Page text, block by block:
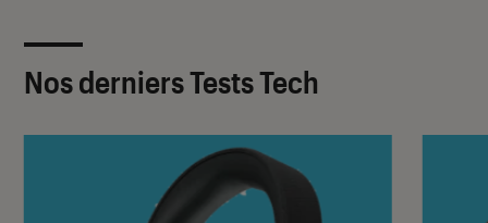
Nos derniers Tests Tech